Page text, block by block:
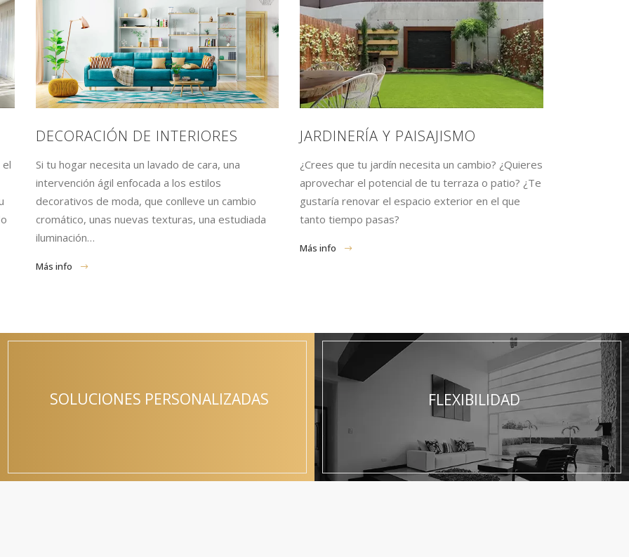
DECORACIÓN DE INTERIORES
Si tu hogar necesita un lavado de cara, una
intervención ágil enfocada a los estilos
decorativos de moda, que conlleve un cambio
cromático, unas nuevas texturas, una estudiada
iluminación…
Más info
JARDINERÍA Y PAISAJISMO
¿Crees que tu jardín necesita un cambio? ¿Quieres
aprovechar el potencial de tu terraza o patio? ¿Te
gustaría renovar el espacio exterior en el que
tanto tiempo pasas?
Más info
SOLUCIONES PERSONALIZADAS FLEXIBILIDAD